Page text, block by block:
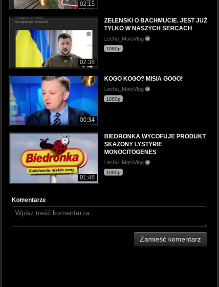
02:15
02:38
ZEŁENSKI O BACHMUCIE. JEST JUŻ
TYLKO W NASZYCH SERCACH
Lechu_MotoVlog
1080p
00:34
KOGO KOGO? MISIA GOGO!
Lechu_MotoVlog
1080p
01:46
BIEDRONKA WYCOFUJE PRODUKT
SKAŻONY LYSTYRIE
MONOCITOGENES
Lechu_MotoVlog
1080p
Komentarze
Zamieść komentarz